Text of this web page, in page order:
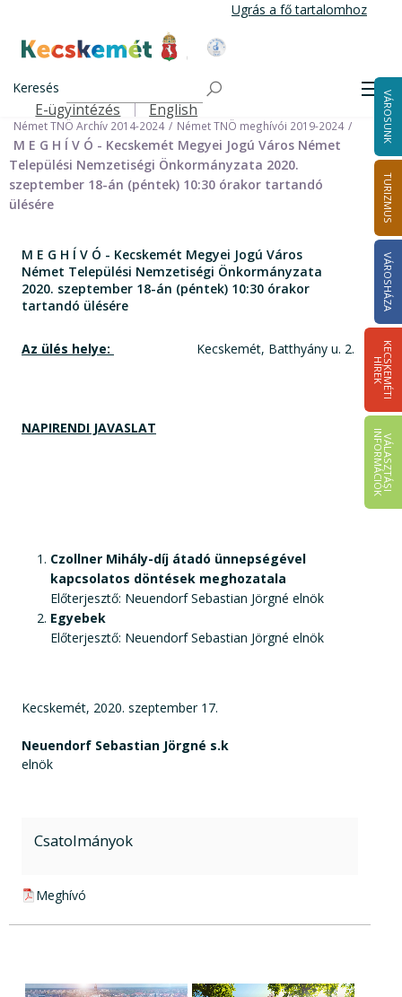
tartalomra
Ugrás a fő tartalomhoz
Kecskemét Város Honlapja
Keresés
Felső navigáció
E-ügyintézés English VÁROSUNK
TURIZMUS
VÁROSHÁZA
K
E
C
S
K
E
M
É
T
I
HÍ
R
E
K
V
Á
L
A
S
Z
T
Á
S
I
IN
F
O
R
M
Á
C
I
Ó
K
Önkormányzat
Nemzetiségi Önkormányzatok
Német Települési Nemzetiségi Önkormányzat
Német TNÖ Archív 2014-2024
Német TNÖ meghívói 2019-2024
M E G H Í V Ó - Kecskemét Megyei Jogú Város Német
Települési Nemzetiségi Önkormányzata 2020.
szeptember 18-án (péntek) 10:30 órakor tartandó
ülésére
M E G H Í V Ó - Kecskemét Megyei Jogú Város
Német Települési Nemzetiségi Önkormányzata
2020. szeptember 18-án (péntek) 10:30 órakor
tartandó ülésére
Az ülés helye: Kecskemét, Batthyány u. 2.
NAPIRENDI JAVASLAT
Czollner Mihály-díj átadó ünnepségével
kapcsolatos döntések meghozatala
Előterjesztő: Neuendorf Sebastian Jörgné elnök
Egyebek
Előterjesztő: Neuendorf Sebastian Jörgné elnök
Kecskemét, 2020. szeptember 17.
Neuendorf Sebastian Jörgné s.k
elnök
Csatolmányok
pdf csatolmány:
Meghívó